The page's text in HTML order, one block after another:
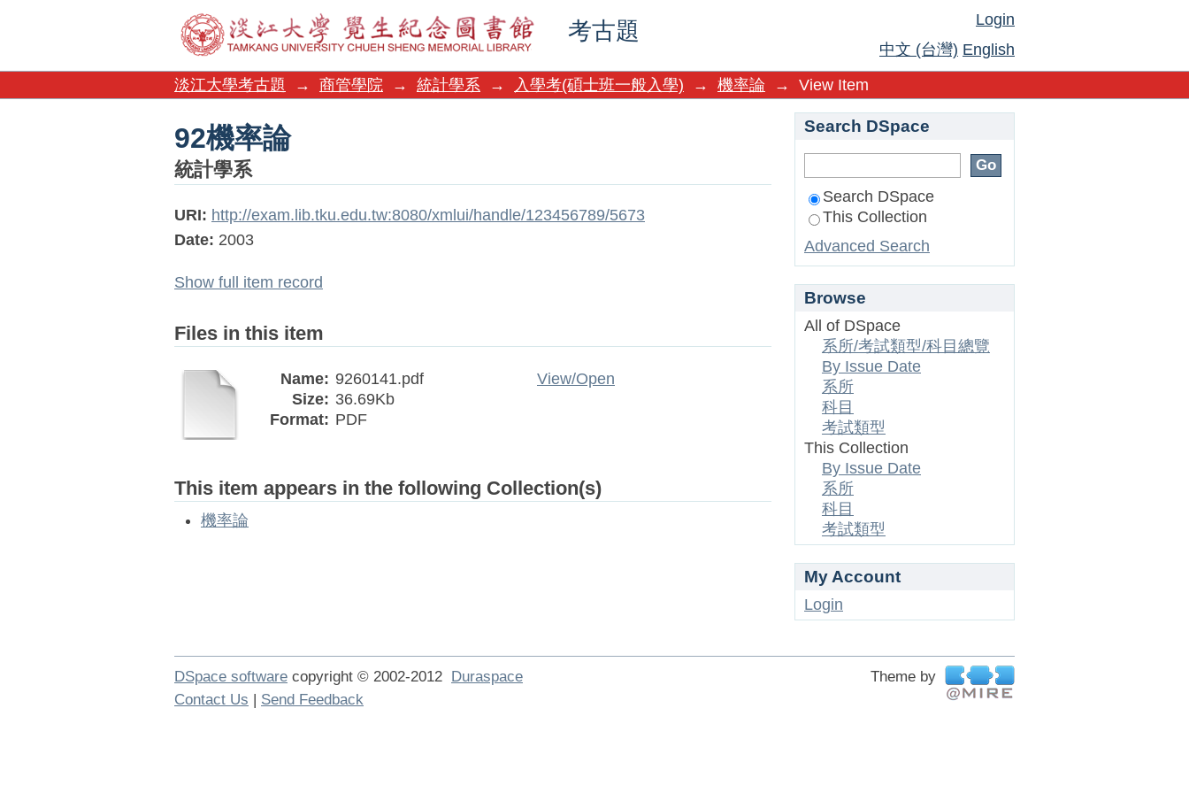
考古題
92機率論
Login
中文 (台灣) English
淡江大學考古題
→ 商管學院 → 統計學系 → 入學考(碩士班一般入學) → 機率論 → View Item
92機率論
統計學系
URI: http://exam.lib.tku.edu.tw:8080/xmlui/handle/123456789/5673
Date: 2003
Show full item record
Files in this item
Name: 9260141.pdf
Size: 36.69Kb
Format: PDF
View/Open
This item appears in the following Collection(s)
機率論
Search DSpace
Search DSpace
This Collection
Advanced Search
Browse
All of DSpace
系所/考試類型/科目總覽
By Issue Date
系所
科目
考試類型
This Collection
By Issue Date
系所
科目
考試類型
My Account
Login
DSpace software copyright © 2002-2012 Duraspace
Theme by
Contact Us | Send Feedback